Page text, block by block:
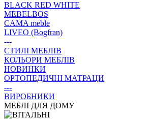
BLACK RED WHITE
MEBELBOS
CAMA meble
LIVEO (Bogfran)
---
СТИЛІ МЕБЛІВ
КОЛЬОРИ МЕБЛІВ
НОВИНКИ
ОРТОПЕДИЧНІ МАТРАЦИ
---
ВИРОБНИКИ
МЕБЛІ ДЛЯ ДОМУ